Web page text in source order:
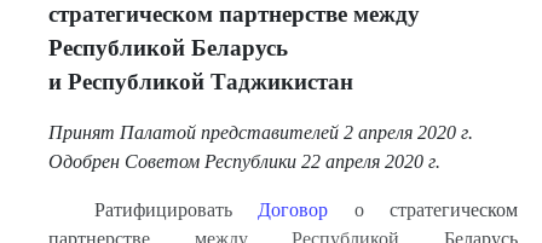
стратегическом партнерстве между
Республикой Беларусь
и Республикой Таджикистан
Принят Палатой представителей 2 апреля 2020 г.
Одобрен Советом Республики 22 апреля 2020 г.
Ратифицировать Договор о стратегическом
партнерстве между Республикой Беларусь